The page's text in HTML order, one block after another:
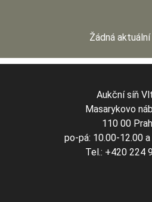
Žádná
Aukční síň
Masarykovo
110 00
po-pá: 10.00-12.00
Tel.: +420 224